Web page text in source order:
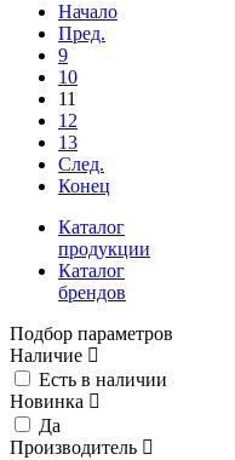
Начало
Пред.
9
10
11
12
13
След.
Конец
Каталог
продукции
Каталог
брендов
Подбор параметров
Наличие
Есть в наличии
Новинка
Да
Производитель